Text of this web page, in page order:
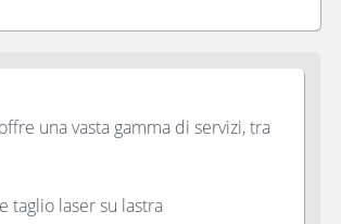
una vasta gamma di servizi, tra
taglio laser su lastra